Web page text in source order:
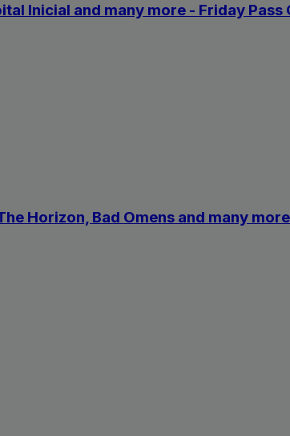
Inicial and many more - Friday Pass
Horizon, Bad Omens and many